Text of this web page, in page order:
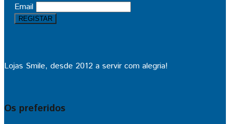
Email
Lojas Smile, desde 2012 a servir com alegria!
Os preferidos